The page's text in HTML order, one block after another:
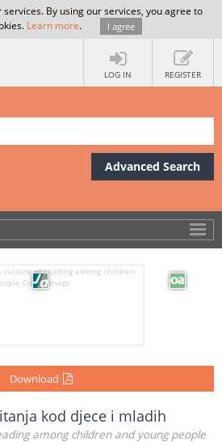
By using our services, you agree to
Learn more. I agree
LOG IN REGISTER
Advanced Search
Download
kod djece i mladih
among children and young people